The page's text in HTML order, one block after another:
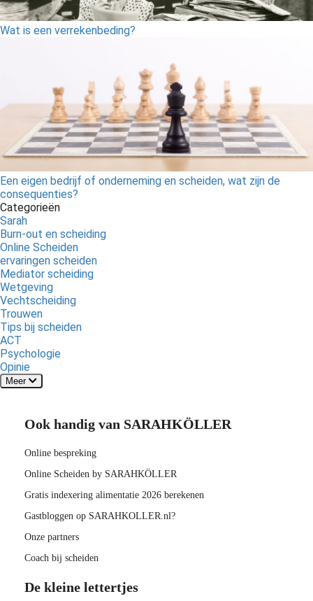
Wat is een verrekenbeding?
Een eigen bedrijf of onderneming en scheiden, wat zijn de
consequenties?
Categorieën
Sarah
Burn-out en scheiding
Online Scheiden
ervaringen scheiden
Mediator scheiding
Wetgeving
Vechtscheiding
Trouwen
Tips bij scheiden
ACT
Psychologie
Opinie
Meer
Ook handig van SARAHKÖLLER
Online bespreking
Online Scheiden by SARAHKÖLLER
Gratis indexering alimentatie 2026 berekenen
Gastbloggen op SARAHKOLLER.nl?
Onze partners
Coach bij scheiden
De kleine lettertjes